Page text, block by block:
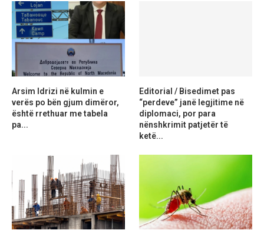
Arsim Idrizi në kulmin e
verës po bën gjum dimëror,
është rrethuar me tabela
pa...
Editorial / Bisedimet pas
“perdeve” janë legjitime në
diplomaci, por para
nënshkrimit patjetër të
ketë...